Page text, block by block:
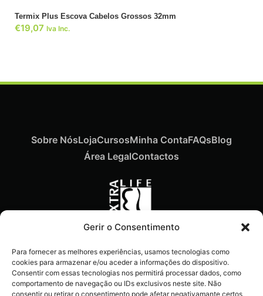
Gerir o Consentimento
Para fornecer as melhores experiências, usamos tecnologias como
cookies para armazenar e/ou aceder a informações do dispositivo.
Consentir com essas tecnologias nos permitirá processar dados, como
comportamento de navegação ou IDs exclusivos neste site. Não
consentir ou retirar o consentimento pode afetar negativamante certos
Termix Plus Escova Cabelos Grossos 32mm
€19,07 Iva Inc.
novidades e dicas
imperdíveis diretamente no
teu e-mail.
Sobre NósLojaCursosMinha ContaFAQsBlog
Área LegalContactos